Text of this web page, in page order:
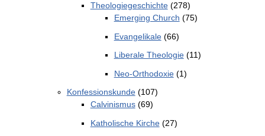
Theologiegeschichte(278)
Emerging Church (75)
Evangelikale(66)
Liberale Theologie(11)
Neo-Orthodoxie(1)
Konfessionskunde(107)
Calvinismus(69)
Katholische Kirche(27)